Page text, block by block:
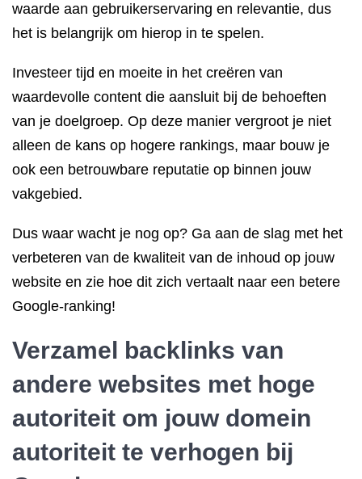
waarde aan gebruikerservaring en relevantie, dus
het is belangrijk om hierop in te spelen.
Investeer tijd en moeite in het creëren van
waardevolle content die aansluit bij de behoeften
van je doelgroep. Op deze manier vergroot je niet
alleen de kans op hogere rankings, maar bouw je
ook een betrouwbare reputatie op binnen jouw
vakgebied.
Dus waar wacht je nog op? Ga aan de slag met het
verbeteren van de kwaliteit van de inhoud op jouw
website en zie hoe dit zich vertaalt naar een betere
Google-ranking!
Verzamel backlinks van
andere websites met hoge
autoriteit om jouw domein
autoriteit te verhogen bij